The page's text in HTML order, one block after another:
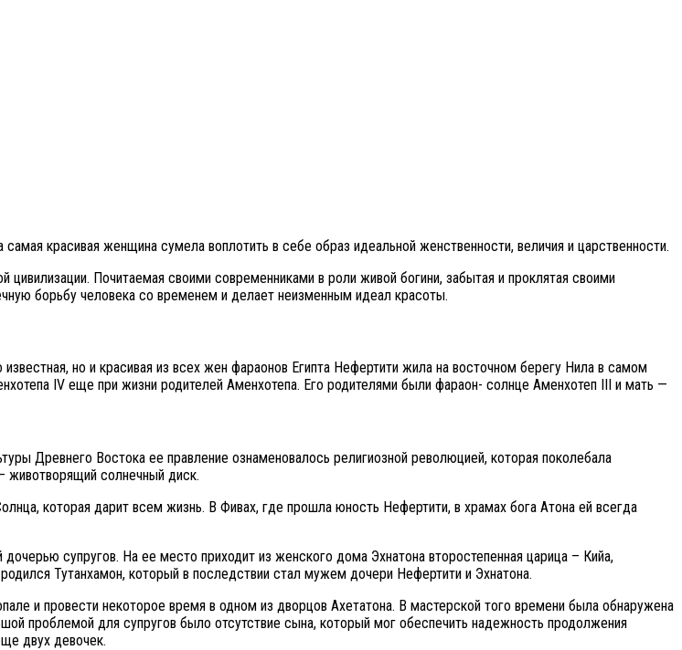
красивая женщина сумела воплотить в себе образ идеальной женственности, величия и царственности.
Почитаемая своими современниками в роли живой богини, забытая и проклятая своими
борьбу человека со временем и делает неизменным идеал красоты.
но и красивая из всех жен фараонов Египта Нефертити жила на восточном берегу Нила в самом
IV еще при жизни родителей Аменхотепа. Его родителями были фараон- солнце Аменхотеп III и мать —
Древнего Востока ее правление ознаменовалось религиозной революцией, которая поколебала
животворящий солнечный диск.
которая дарит всем жизнь. В Фивах, где прошла юность Нефертити, в храмах бога Атона ей всегда
супругов. На ее место приходит из женского дома Эхнатона второстепенная царица – Кийа,
Тутанхамон, который в последствии стал мужем дочери Нефертити и Эхнатона.
и провести некоторое время в одном из дворцов Ахетатона. В мастерской того времени была обнаружена
проблемой для супругов было отсутствие сына, который мог обеспечить надежность продолжения
двух девочек.